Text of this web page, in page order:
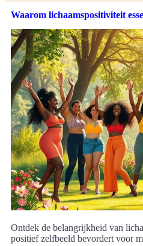
Waarom lichaamspositiviteit
Ontdek de belangrijkheid van
positief zelfbeeld bevordert voor